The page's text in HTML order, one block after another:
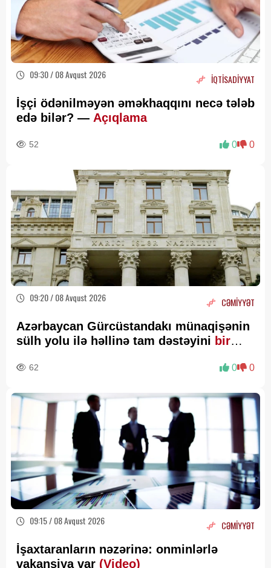
09:30 / 08 Avqust 2026 İQTİSADİYYAT
İşçi ödənilməyən əməkhaqqını necə tələb
edə bilər? — Açıqlama
52 0 0
09:20 / 08 Avqust 2026 CƏMİYYƏT
Azərbaycan Gürcüstandakı münaqişənin
sülh yolu ilə həllinə tam dəstəyini bir
62 0 0
09:15 / 08 Avqust 2026 CƏMİYYƏT
İşaxtaranların nəzərinə: onminlərlə
vakansiya var (Video)